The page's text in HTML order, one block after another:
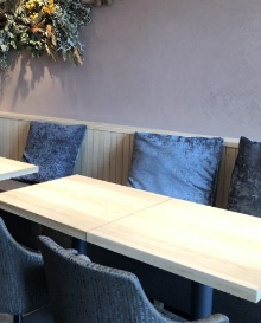
に出会いに。韓国」
る、学びの教科書。」
ツ予想図 2026」
む 新・開運術。」
いれば、幸せ」
酒の新常識。」
US!